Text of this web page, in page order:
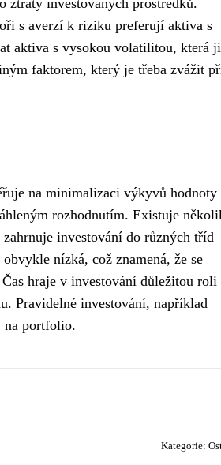
s averzí k riziku preferují aktiva s
aktiva s vysokou volatilitou, která
faktorem, který je třeba zvážit
na minimalizaci výkyvů hodnoty
rozhodnutím. Existuje
investování do různých tříd
nízká, což znamená, že se
hraje v investování důležitou roli
Pravidelné investování, například
na portfolio.
Kategorie: